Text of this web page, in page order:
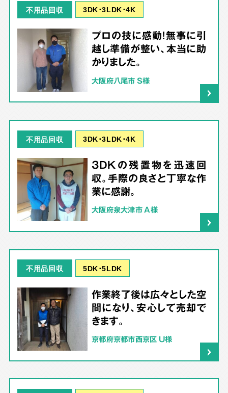
不用品回収 3DK･3LDK･4K
プロの技に感動！無事に引
越し準備が整い、本当に助
かりました。
大阪府八尾市 S様
不用品回収 3DK･3LDK･4K
3DKの残置物を迅速回
収。手際の良さと丁寧な作
業に感謝。
大阪府泉大津市 A様
不用品回収 5DK･5LDK
作業終了後は広々とした空
間になり、安心して売却で
きます。
京都府京都市西京区 U様